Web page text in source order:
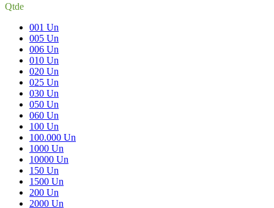
Qtde
001 Un
005 Un
006 Un
010 Un
020 Un
025 Un
030 Un
050 Un
060 Un
100 Un
100.000 Un
1000 Un
10000 Un
150 Un
1500 Un
200 Un
2000 Un